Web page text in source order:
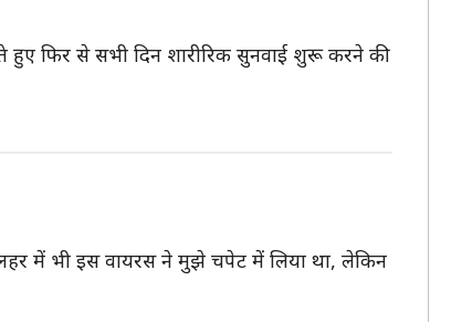
हुए फिर से सभी दिन शारीरिक सुनवाई शुरू करने की
में भी इस वायरस ने मुझे चपेट में लिया था, लेकिन